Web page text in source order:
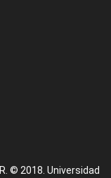
© 2018. Universidad